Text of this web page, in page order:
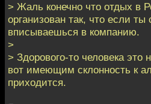
> Жаль конечно что отдых в
организован так, что если
вписываешься в компанию.
>
> Здорового-то человека это
вот имеющим склонность к
приходится.